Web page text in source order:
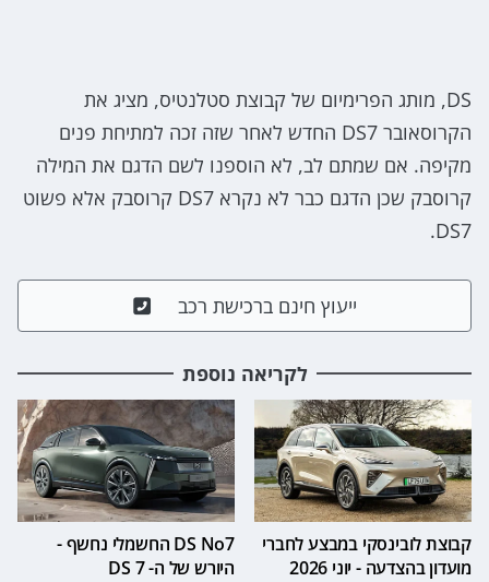
DS, מותג הפרימיום של קבוצת סטלנטיס, מציג את
הקרוסאובר DS7 החדש לאחר שזה זכה למתיחת פנים
מקיפה. אם שמתם לב, לא הוספנו לשם הדגם את המילה
קרוסבק שכן הדגם כבר לא נקרא DS7 קרוסבק אלא פשוט
DS7.
ייעוץ חינם ברכישת רכב
לקריאה נוספת
קבוצת לובינסקי במבצע לחברי
מועדון בהצדעה - יוני 2026
DS No7 החשמלי נחשף -
היורש של ה- DS 7